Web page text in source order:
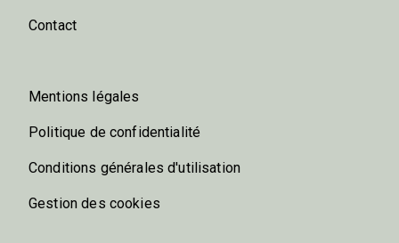
Contact
Mentions légales
Politique de confidentialité
Conditions générales d'utilisation
Gestion des cookies